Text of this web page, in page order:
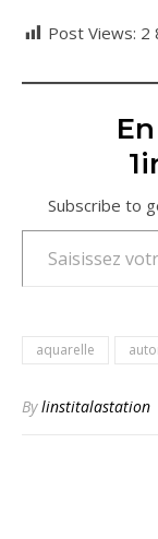
Post Views: 2
Subscribe to
Saisissez votre
aquarelle
Bylinstitalastation